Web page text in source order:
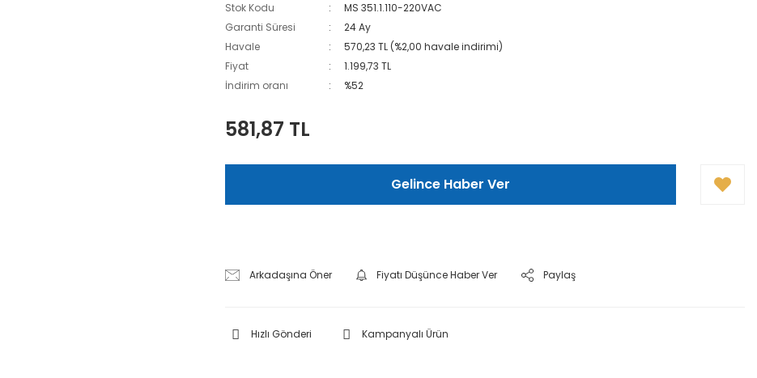
Stok Kodu
MS 351.1.110-220VAC
Garanti Süresi
24 Ay
Havale
570,23 TL (%2,00 havale indirimi)
Fiyat
1.199,73 TL
İndirim oranı
%52
581,87 TL
Gelince Haber Ver
Arkadaşına Öner Fiyatı Düşünce Haber Ver Paylaş
Hızlı Gönderi Kampanyalı Ürün